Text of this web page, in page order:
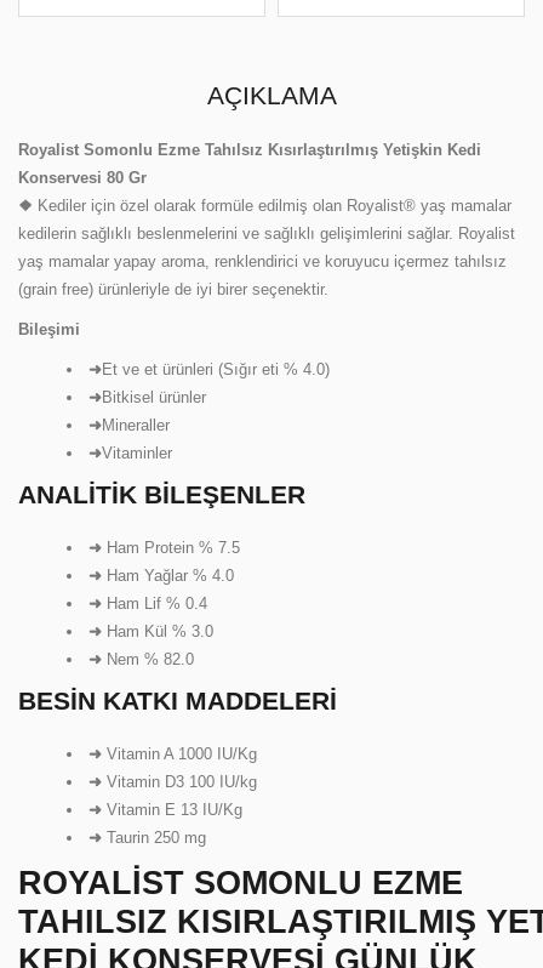
AÇIKLAMA
Royalist Somonlu Ezme Tahılsız Kısırlaştırılmış Yetişkin Kedi
Konservesi 80 Gr
❖ Kediler için özel olarak formüle edilmiş olan Royalist® yaş mamalar
kedilerin sağlıklı beslenmelerini ve sağlıklı gelişimlerini sağlar. Royalist
yaş mamalar yapay aroma, renklendirici ve koruyucu içermez tahılsız
(grain free) ürünleriyle de iyi birer seçenektir.
Bileşimi
➜Et ve et ürünleri (Sığır eti % 4.0)
➜Bitkisel ürünler
➜Mineraller
➜Vitaminler
ANALITIK BILEŞENLER
➜ Ham Protein % 7.5
➜ Ham Yağlar % 4.0
➜ Ham Lif % 0.4
➜ Ham Kül % 3.0
➜ Nem % 82.0
BESIN KATKI MADDELERI
➜ Vitamin A 1000 IU/Kg
➜ Vitamin D3 100 IU/kg
➜ Vitamin E 13 IU/Kg
➜ Taurin 250 mg
ROYALIST SOMONLU EZME
TAHILSIZ KISIRLAŞTIRILMIŞ
KEDI KONSERVESI GÜNLÜK